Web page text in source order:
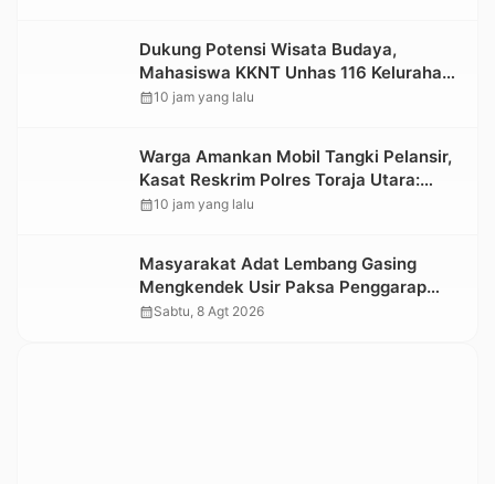
Dukung Potensi Wisata Budaya,
Mahasiswa KKNT Unhas 116 Kelurahan
Nonongan Utara Pasang Papan
calendar_month10 jam yang lalu
Warga Amankan Mobil Tangki Pelansir,
Kasat Reskrim Polres Toraja Utara:
Proses Hukum Berjalan Transparan
calendar_month10 jam yang lalu
Masyarakat Adat Lembang Gasing
Mengkendek Usir Paksa Penggarap
yang Rusak Kawasan Hutan
calendar_monthSabtu, 8 Agt 2026